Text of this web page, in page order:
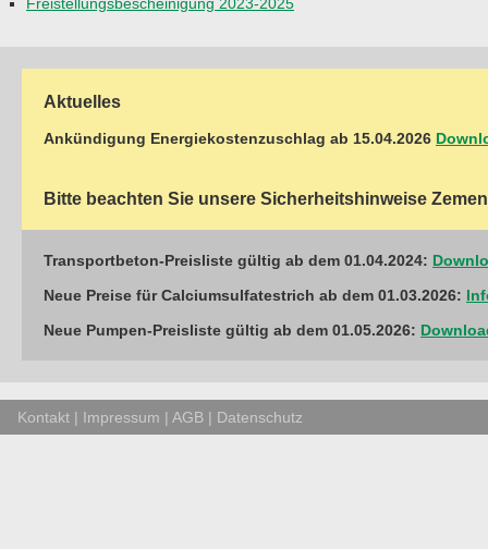
Aktuelles
Ankündigung Energiekostenzuschlag ab 15.04.2026
Bitte beachten Sie unsere Sicherheitshinweise
Transportbeton-Preisliste gültig ab dem 01.04.2024:
Neue Preise für Calciumsulfatestrich ab dem 01.03.2026:
Neue Pumpen-Preisliste gültig ab dem 01.05.2026:
Kontakt | Impressum | AGB | Datenschutz